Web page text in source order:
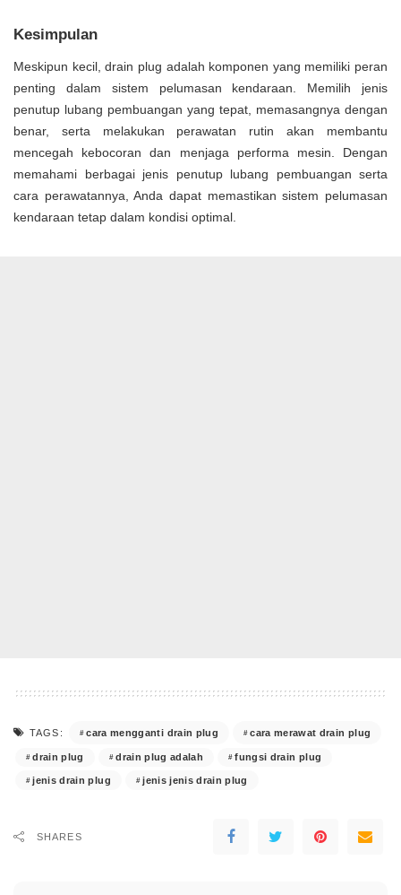
Kesimpulan
Meskipun kecil, drain plug adalah komponen yang memiliki peran
penting dalam sistem pelumasan kendaraan. Memilih jenis
penutup lubang pembuangan yang tepat, memasangnya dengan
benar, serta melakukan perawatan rutin akan membantu
mencegah kebocoran dan menjaga performa mesin. Dengan
memahami berbagai jenis penutup lubang pembuangan serta
cara perawatannya, Anda dapat memastikan sistem pelumasan
kendaraan tetap dalam kondisi optimal.
TAGS: cara mengganti drain plug cara merawat drain plug
drain plug drain plug adalah fungsi drain plug
jenis drain plug jenis jenis drain plug
SHARES